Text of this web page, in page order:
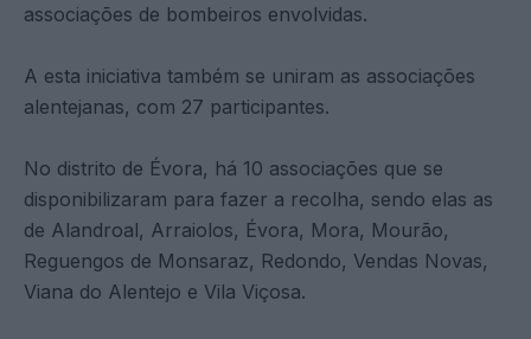
associações de bombeiros envolvidas.
A esta iniciativa também se uniram as associações
alentejanas, com 27 participantes.
No distrito de Évora, há 10 associações que se
disponibilizaram para fazer a recolha, sendo elas as
de Alandroal, Arraiolos, Évora, Mora, Mourão,
Reguengos de Monsaraz, Redondo, Vendas Novas,
Viana do Alentejo e Vila Viçosa.